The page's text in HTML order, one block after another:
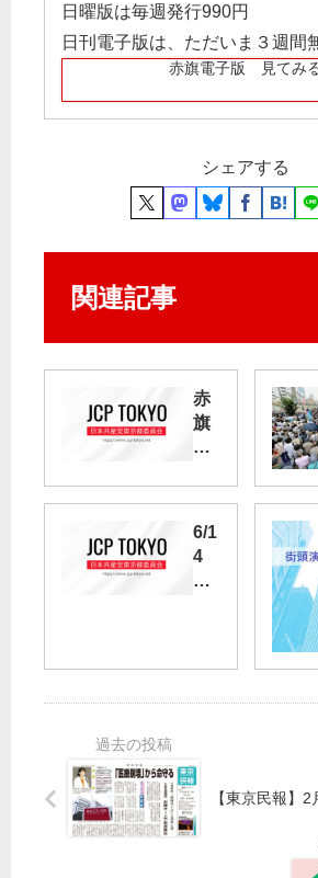
日曜版は毎週発行990円
日刊電子版は、ただいま３週間
赤旗電子版 見てみ
シェアする
関連記事
赤
旗
ま
本
日
の
1
日
（
6/1
4
若
会
も
な
日
【東京民報】